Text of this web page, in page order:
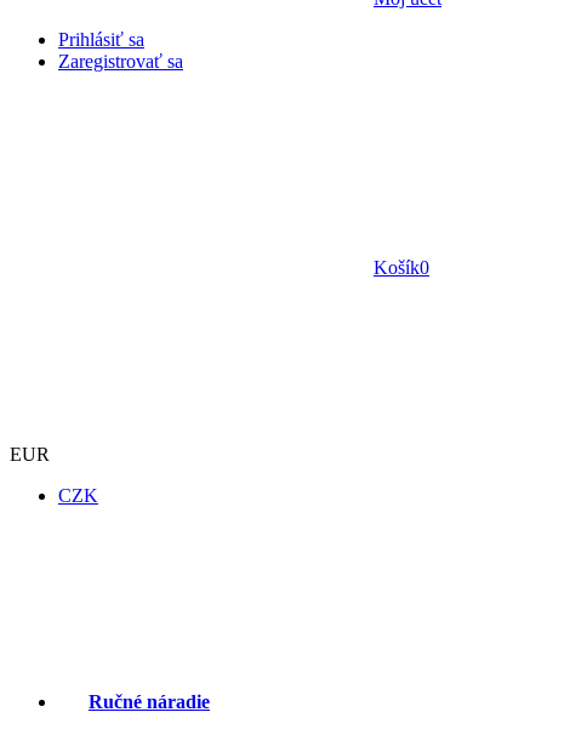
Prihlásiť sa
Zaregistrovať sa
Košík0
EUR
CZK
Ručné náradie